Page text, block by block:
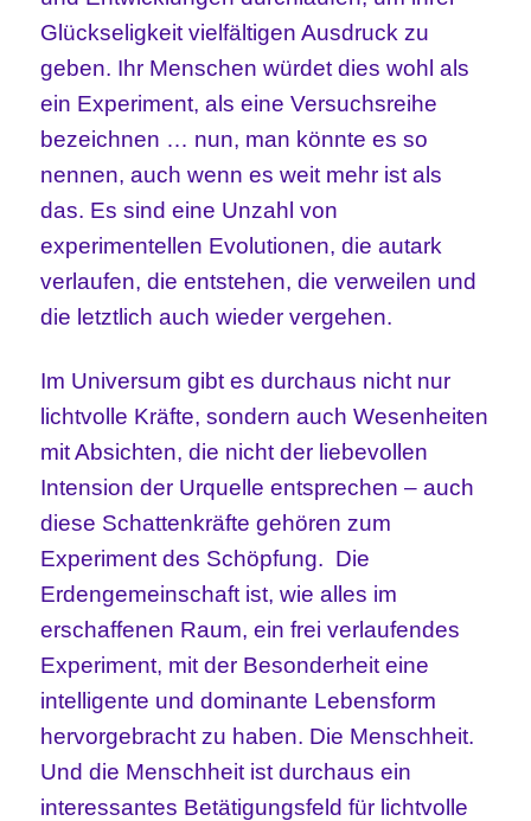
Glückseligkeit vielfältigen Ausdruck zu
geben. Ihr Menschen würdet dies wohl als
ein Experiment, als eine Versuchsreihe
bezeichnen … nun, man könnte es so
nennen, auch wenn es weit mehr ist als
das. Es sind eine Unzahl von
experimentellen Evolutionen, die autark
verlaufen, die entstehen, die verweilen und
die letztlich auch wieder vergehen.
Im Universum gibt es durchaus nicht nur
lichtvolle Kräfte, sondern auch Wesenheiten
mit Absichten, die nicht der liebevollen
Intension der Urquelle entsprechen – auch
diese Schattenkräfte gehören zum
Experiment des Schöpfung. Die
Erdengemeinschaft ist, wie alles im
erschaffenen Raum, ein frei verlaufendes
Experiment, mit der Besonderheit eine
intelligente und dominante Lebensform
hervorgebracht zu haben. Die Menschheit.
Und die Menschheit ist durchaus ein
interessantes Betätigungsfeld für lichtvolle